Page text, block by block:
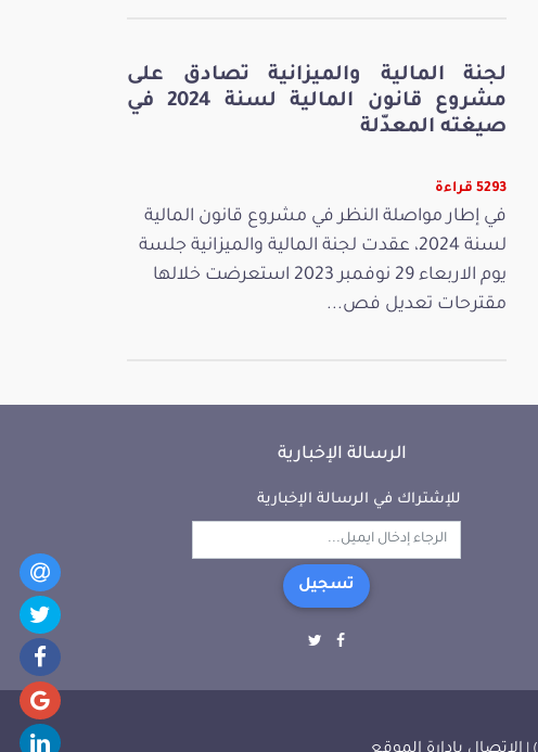
لجنة المالية والميزانية تصادق على
مشروع قانون المالية لسنة 2024 في
صيغته المعدّلة
5293 قراءة
في إطار مواصلة النظر في مشروع قانون المالية
لسنة 2024، عقدت لجنة المالية والميزانية جلسة
يوم الاربعاء 29 نوفمبر 2023 استعرضت خلالها
مقترحات تعديل فص...
الرسالة الإخبارية
للإشتراك في الرسالة الإخبارية
تسجيل